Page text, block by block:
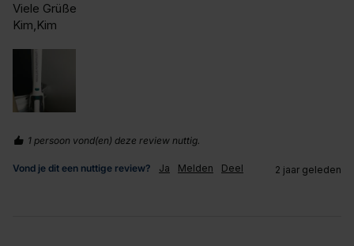
Viele Grüße
Kim,Kim
1 persoon vond(en) deze review nuttig.
Vond je dit een nuttige review? Ja Melden Deel 2 jaar geleden